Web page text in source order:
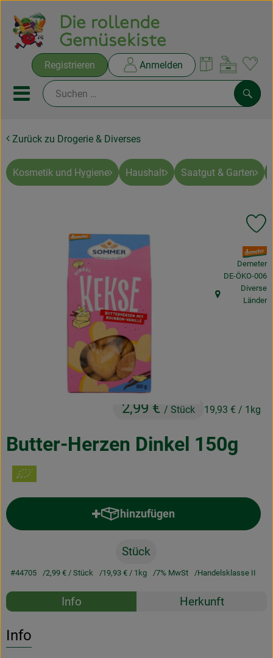
Registrieren Anmelden
Mobiles Menu öffnen oder
Ökokisten
Rezepte
NEUES & ANGEBOTE
Drogerie & Diverses
Lieferservice
Über uns
Geschäftskunden
Zurück zu Drogerie & Diverses
Kosmetik und Hygiene Haushalt Saatgut & Garten
Butter-Herzen Dinkel 150g
2,99 € / Stück 19,93 € / 1kg
, Verband:
Demeter
, Kontrollstelle:
DE-ÖKO-006
, Herkunft:
Diverse
Länder
hinzufügen
Produkt zum Warenkorb
Stück
#44705 2,99 €/ Stück 19,93 €/ 1kg 7% MwSt Handelsklasse II
Rezepte
Info Herkunft
Info